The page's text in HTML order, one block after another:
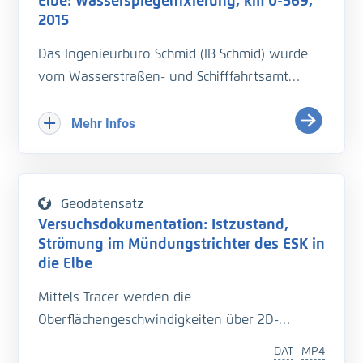
2015
Das Ingenieurbüro Schmid (IB Schmid) wurde
vom Wasserstraßen- und Schifffahrtsamt
Wasserspiegelﬁxierung auf der Elbe bei
Fließgeschwindigkeiten in einem Längsproﬁl
entlang der Flussachse von Schöna (km 0) bis
Hohnstorf (km 569) zu bestimmen. Zur
begleitende Durchﬂussmessungen an
festgelegten Querproﬁlen durchgeführt
Mehr Infos
Geodatensatz
Versuchsdokumentation: Istzustand,
Strömung im Mündungstrichter des ESK in
die Elbe
Mittels Tracer werden die
Oberflächengeschwindigkeiten über 2D-
MP4
DAT